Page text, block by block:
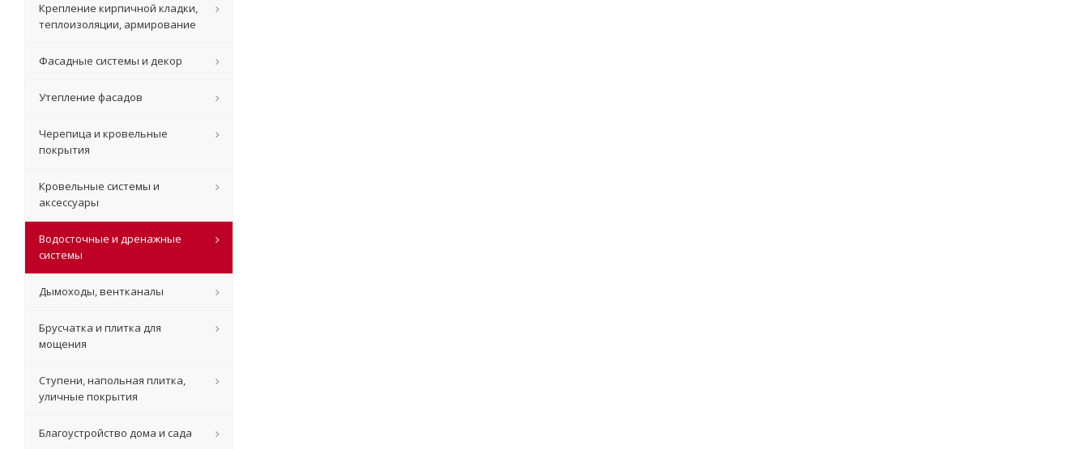
Крепление кирпичной кладки,
теплоизоляции, армирование
Фасадные системы и декор
Утепление фасадов
Черепица и кровельные
покрытия
Кровельные системы и
аксессуары
Водосточные и дренажные
системы
Дымоходы, вентканалы
Брусчатка и плитка для
мощения
Ступени, напольная плитка,
уличные покрытия
Благоустройство дома и сада